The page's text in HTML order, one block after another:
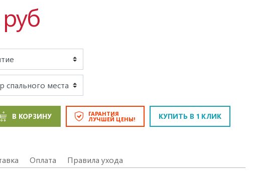
В КОРЗИНУ ГАРАНТИЯ
ЛУЧШЕЙ ЦЕНЫ! КУПИТЬ В 1 КЛИК
Оплата Правила ухода